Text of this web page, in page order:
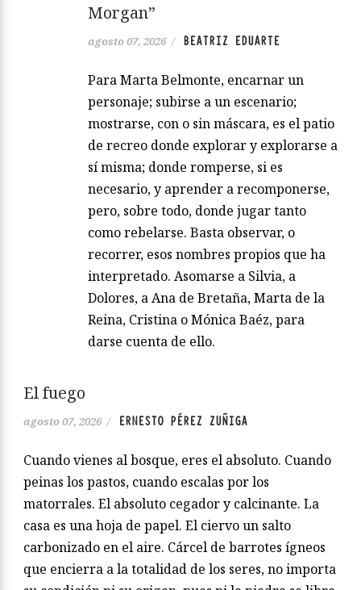
Morgan”
agosto 07, 2026 / BEATRIZ EDUARTE
Para Marta Belmonte, encarnar un
personaje; subirse a un escenario;
mostrarse, con o sin máscara, es el patio
de recreo donde explorar y explorarse a
sí misma; donde romperse, si es
necesario, y aprender a recomponerse,
pero, sobre todo, donde jugar tanto
como rebelarse. Basta observar, o
recorrer, esos nombres propios que ha
interpretado. Asomarse a Silvia, a
Dolores, a Ana de Bretaña, Marta de la
Reina, Cristina o Mónica Baéz, para
darse cuenta de ello.
El fuego
agosto 07, 2026 / ERNESTO PÉREZ ZUÑIGA
Cuando vienes al bosque, eres el absoluto. Cuando
peinas los pastos, cuando escalas por los
matorrales. El absoluto cegador y calcinante. La
casa es una hoja de papel. El ciervo un salto
carbonizado en el aire. Cárcel de barrotes ígneos
que encierra a la totalidad de los seres, no importa